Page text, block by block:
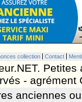
collection Contact
- agrément
anciennes